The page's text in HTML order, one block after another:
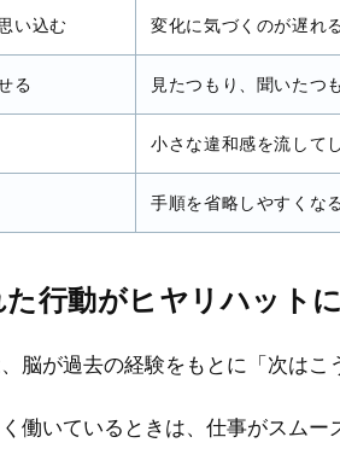
い込む 変化に気づくのが遅れ
る 見たつもり、聞いたつ
小さな違和感を流して
手順を省略しやすくな
た行動がヒヤリハット
脳が過去の経験をもとに「次はこ
働いているときは、仕事がスムー